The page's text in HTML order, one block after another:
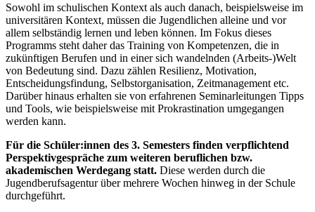
Sowohl im schulischen Kontext als auch danach, beispielsweise im
universitären Kontext, müssen die Jugendlichen alleine und vor
allem selbständig lernen und leben können. Im Fokus dieses
Programms steht daher das Training von Kompetenzen, die in
zukünftigen Berufen und in einer sich wandelnden (Arbeits-)Welt
von Bedeutung sind. Dazu zählen Resilienz, Motivation,
Entscheidungsfindung, Selbstorganisation, Zeitmanagement etc.
Darüber hinaus erhalten sie von erfahrenen Seminarleitungen Tipps
und Tools, wie beispielsweise mit Prokrastination umgegangen
werden kann.
Für die Schüler:innen des 3. Semesters finden verpflichtend
Perspektivgespräche zum weiteren beruflichen bzw.
akademischen Werdegang statt. Diese werden durch die
Jugendberufsagentur über mehrere Wochen hinweg in der Schule
durchgeführt.